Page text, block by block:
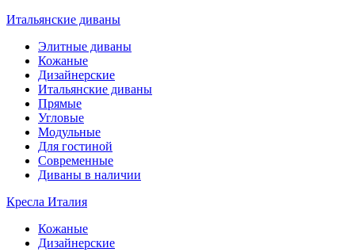
Итальянские диваны
Элитные диваны
Кожаные
Дизайнерские
Итальянские диваны
Прямые
Угловые
Модульные
Для гостиной
Современные
Диваны в наличии
Кресла Италия
Кожаные
Дизайнерские